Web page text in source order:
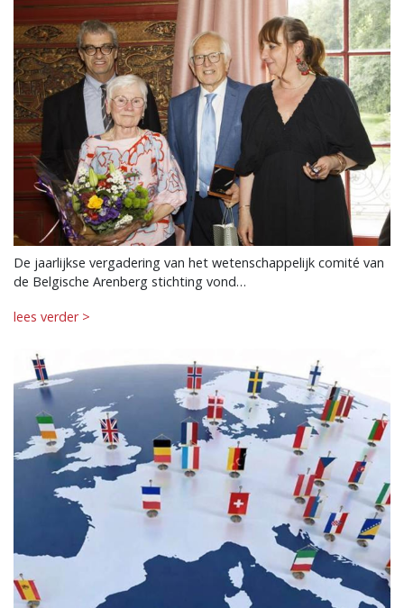
De jaarlijkse vergadering van het wetenschappelijk comité van
de Belgische Arenberg stichting vond…
lees verder >